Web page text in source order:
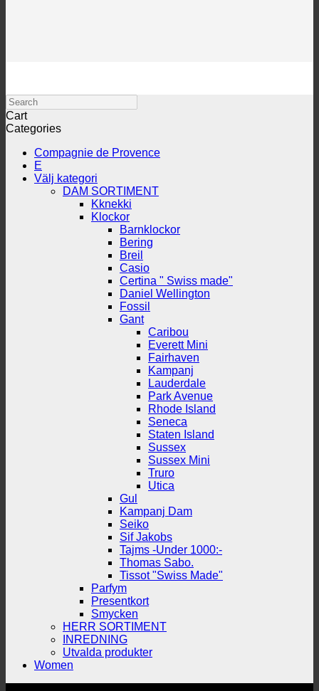
Search
Cart
Categories
Compagnie de Provence
E
Välj kategori
DAM SORTIMENT
Kknekki
Klockor
Barnklockor
Bering
Breil
Casio
Certina " Swiss made"
Daniel Wellington
Fossil
Gant
Caribou
Everett Mini
Fairhaven
Kampanj
Lauderdale
Park Avenue
Rhode Island
Seneca
Staten Island
Sussex
Sussex Mini
Truro
Utica
Gul
Kampanj Dam
Seiko
Sif Jakobs
Tajms -Under 1000:-
Thomas Sabo.
Tissot "Swiss Made"
Parfym
Presentkort
Smycken
HERR SORTIMENT
INREDNING
Utvalda produkter
Women